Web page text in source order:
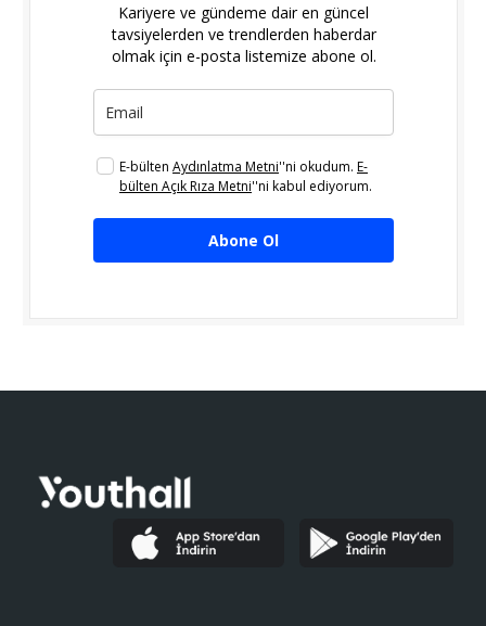
Kariyere ve gündeme dair en güncel
tavsiyelerden ve trendlerden haberdar
olmak için e-posta listemize abone ol.
E-bülten Aydınlatma Metni''ni okudum. E-
bülten Açık Rıza Metni''ni kabul ediyorum.
Abone Ol